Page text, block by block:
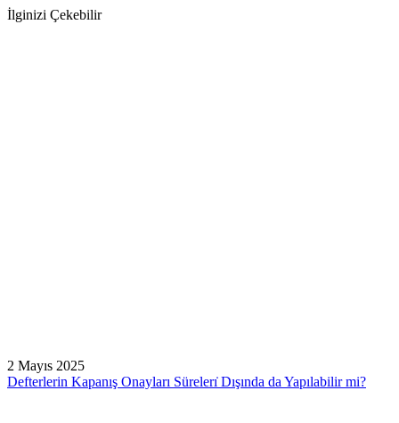
İlginizi Çekebilir
2 Mayıs 2025
Defterlerin Kapanış Onayları Sürelerı̇ Dışında da Yapılabilir mi?